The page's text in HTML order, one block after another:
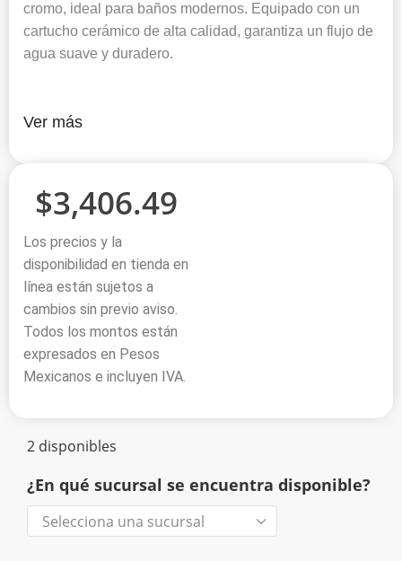
cromo, ideal para baños modernos. Equipado con un
cartucho cerámico de alta calidad, garantiza un flujo de
agua suave y duradero.
Ver más
$3,406.49
Los precios y la
disponibilidad en tienda en
línea están sujetos a
cambios sin previo aviso.
Todos los montos están
expresados en Pesos
Mexicanos e incluyen IVA.
2 disponibles
¿En qué sucursal se encuentra disponible?